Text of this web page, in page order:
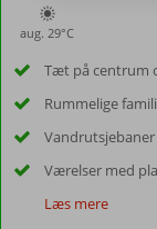
aug. 29°C
Tæt på centrum
Rummelige
Værelser med
Læs mere